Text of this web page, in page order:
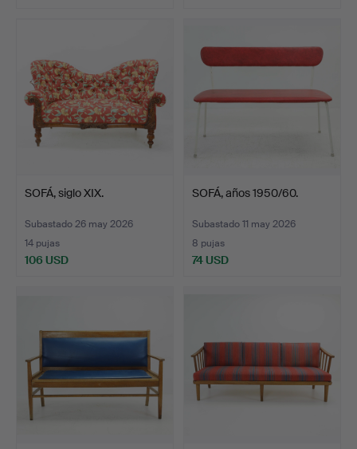
SOFÁ, siglo XIX.
Subastado 26 may 2026
14 pujas
106 USD
SOFÁ, años 1950/60.
Subastado 11 may 2026
8 pujas
74 USD